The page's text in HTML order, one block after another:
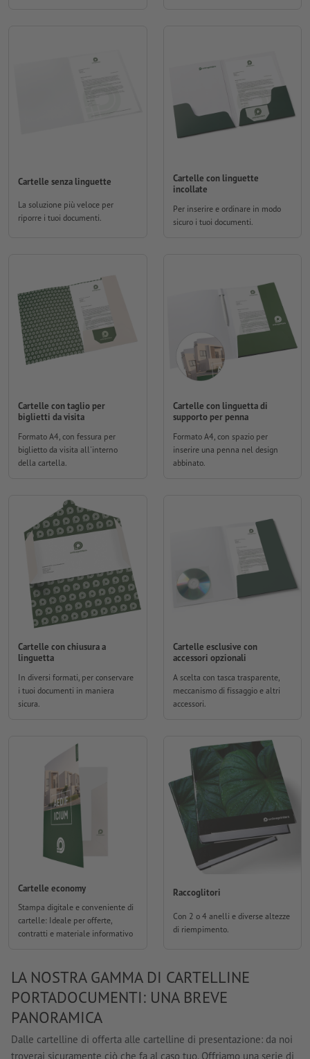
Cartelle senza linguette
La soluzione più veloce per
riporre i tuoi documenti.
Cartelle con linguette
incollate
Per inserire e ordinare in modo
sicuro i tuoi documenti.
Cartelle con taglio per
biglietti da visita
Formato A4, con fessura per
biglietto da visita all'interno
della cartella.
Cartelle con linguetta di
supporto per penna
Formato A4, con spazio per
inserire una penna nel design
abbinato.
Cartelle con chiusura a
linguetta
In diversi formati, per conservare
i tuoi documenti in maniera
sicura.
Cartelle esclusive con
accessori opzionali
A scelta con tasca trasparente,
meccanismo di fissaggio e altri
accessori.
Cartelle economy
Stampa digitale e conveniente di
cartelle: Ideale per offerte,
contratti e materiale informativo
Raccoglitori
Con 2 o 4 anelli e diverse altezze
di riempimento.
LA NOSTRA GAMMA DI CARTELLINE
PORTADOCUMENTI: UNA BREVE
PANORAMICA
Dalle cartelline di offerta alle cartelline di presentazione: da noi
troverai sicuramente ciò che fa al caso tuo. Offriamo una serie di